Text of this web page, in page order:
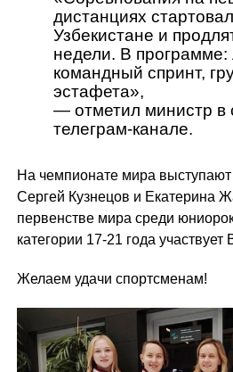
дистанциях
Узбекистане и
недели. В программе:
командный спринт,
эстафета»,
— отметил министр в
телеграм-канале.
На чемпионате мира
Сергей Кузнецов и Екатерина
первенстве мира среди
категории 17-21 года
Желаем удачи спортсменам!